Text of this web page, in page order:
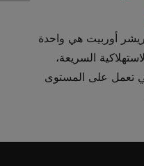
أوربيت هي واحدة
السريعة،
تعمل على المستوى